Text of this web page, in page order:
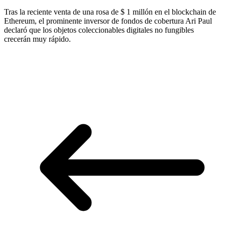
Tras la reciente venta de una rosa de $ 1 millón en el blockchain de
Ethereum, el prominente inversor de fondos de cobertura Ari Paul
declaró que los objetos coleccionables digitales no fungibles
crecerán muy rápido.